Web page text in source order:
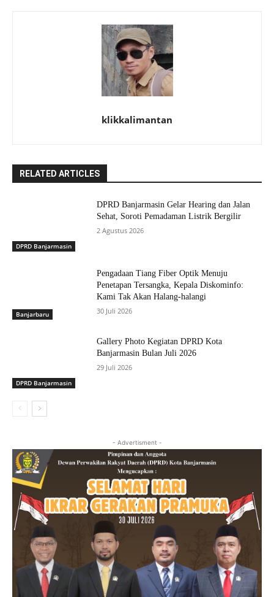
klikkalimantan
RELATED ARTICLES
DPRD Banjarmasin
DPRD Banjarmasin Gelar Hearing dan Jalan
Sehat, Soroti Pemadaman Listrik Bergilir
2 Agustus 2026
Banjarbaru
Pengadaan Tiang Fiber Optik Menuju
Penetapan Tersangka, Kepala Diskominfo:
Kami Tak Akan Halang-halangi
30 Juli 2026
DPRD Banjarmasin
Gallery Photo Kegiatan DPRD Kota
Banjarmasin Bulan Juli 2026
29 Juli 2026
- Advertisment -